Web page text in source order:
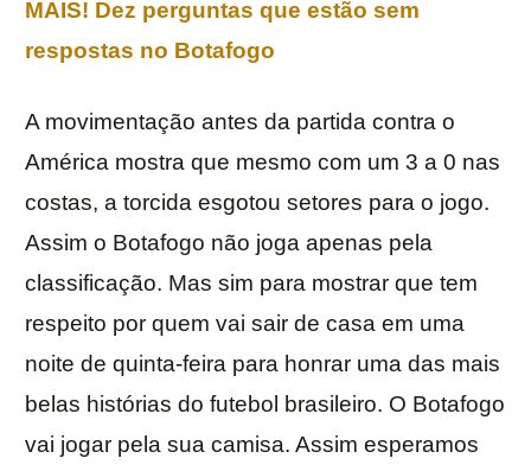
MAIS! Dez perguntas que estão sem
respostas no Botafogo
A movimentação antes da partida contra o
América mostra que mesmo com um 3 a 0 nas
costas, a torcida esgotou setores para o jogo.
Assim o Botafogo não joga apenas pela
classificação. Mas sim para mostrar que tem
respeito por quem vai sair de casa em uma
noite de quinta-feira para honrar uma das mais
belas histórias do futebol brasileiro. O Botafogo
vai jogar pela sua camisa. Assim esperamos